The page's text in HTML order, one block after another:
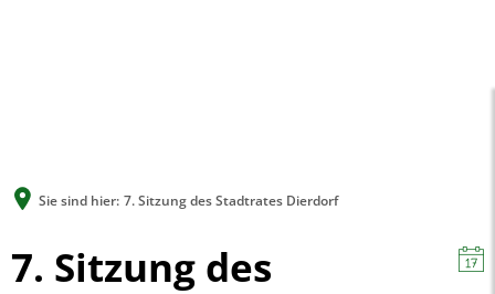
Sie sind hier: 7. Sitzung des Stadtrates Dierdorf
7. Sitzung des